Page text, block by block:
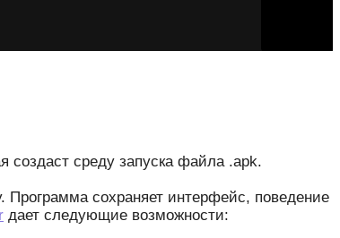
создаст среду запуска файла .apk.
Программа сохраняет интерфейс, поведение
дает следующие возможности: